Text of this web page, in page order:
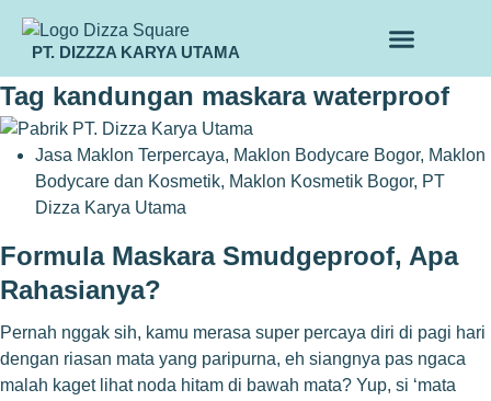
PT. DIZZZA KARYA UTAMA
Tag kandungan maskara waterproof
Jasa Maklon Terpercaya, Maklon Bodycare Bogor, Maklon
Bodycare dan Kosmetik, Maklon Kosmetik Bogor, PT
Dizza Karya Utama
Formula Maskara Smudgeproof, Apa
Rahasianya?
Pernah nggak sih, kamu merasa super percaya diri di pagi hari
dengan riasan mata yang paripurna, eh siangnya pas ngaca
malah kaget lihat noda hitam di bawah mata? Yup, si ‘mata